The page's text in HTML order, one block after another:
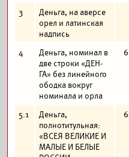
3
Деньга, на аверсе
орел и латинская
надпись
4
Деньга, номинал в
две строки «ДЕН-
ГА» без линейного
ободка вокруг
номинала и орла
5.1
Деньга,
полнотитульная:
«ВСЕЯ ВЕЛИКИЕ И
МАЛЫЕ И БЕЛЫЕ